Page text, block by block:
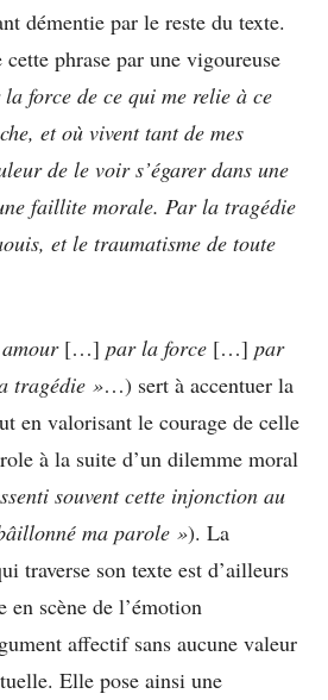
démentie par le reste du texte.
phrase par une vigoureuse
force de ce qui me relie à ce
et où vivent tant de mes
de le voir s’égarer dans une
faillite morale. Par la tragédie
et le traumatisme de toute
[…] par la force […] par
tragédie »…) sert à accentuer la
en valorisant le courage de celle
à la suite d’un dilemme moral
souvent cette injonction au
ma parole »). La
traverse son texte est d’ailleurs
en scène de l’émotion
affectif sans aucune valeur
Elle pose ainsi une